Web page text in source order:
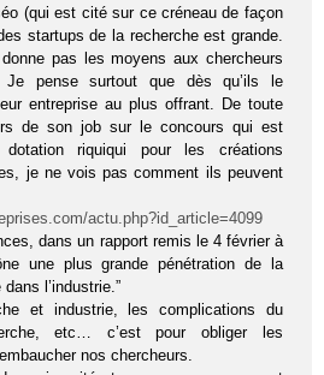
(qui est cité sur ce créneau de façon
startups de la recherche est grande.
pas les moyens aux chercheurs
Je pense surtout que dès qu’ils le
entreprise au plus offrant. De toute
de son job sur le concours qui est
riquiqui pour les créations
je ne vois pas comment ils peuvent
actu.php?id_article=4099
dans un rapport remis le 4 février à
une plus grande pénétration de la
l’industrie.”
et industrie, les complications du
etc… c’est pour obliger les
nos chercheurs.